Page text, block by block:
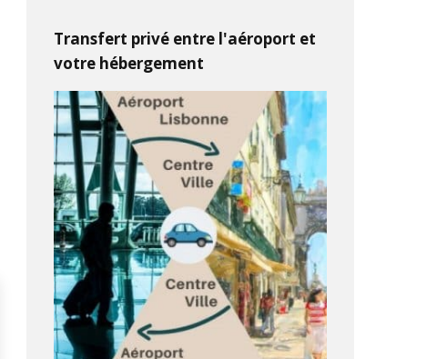
Transfert privé entre l'aéroport et
votre hébergement